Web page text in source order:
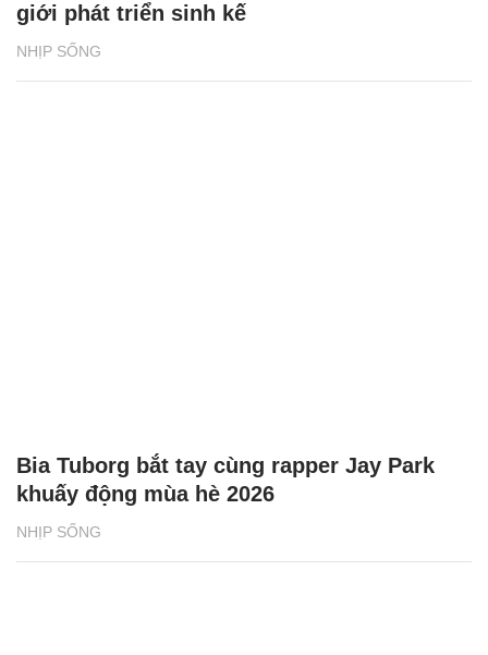
NHỊP SỐNG
giới phát triển sinh kế
NHỊP SỐNG
Bia Tuborg bắt tay cùng rapper Jay Park
khuấy động mùa hè 2026